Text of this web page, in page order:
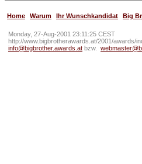
Home Warum Ihr Wunschkandidat Big
Monday, 27-Aug-2001 23:11:25 CEST
http://www.bigbrotherawards.at/2001/awards/
info@bigbrother.awards.at bzw.